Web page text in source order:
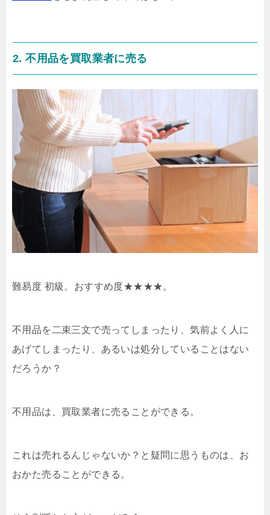
2. 不用品を買取業者に売る
難易度 初級。おすすめ度★★★★。
不用品を二束三文で売ってしまったり、気前よく人に
あげてしまったり、あるいは処分していることはない
だろうか？
不用品は、買取業者に売ることができる。
これは売れるんじゃないか？と疑問に思うものは、お
おかた売ることができる。